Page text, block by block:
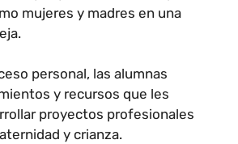
mujeres y madres en una
personal, las alumnas
y recursos que les
proyectos profesionales
y crianza.